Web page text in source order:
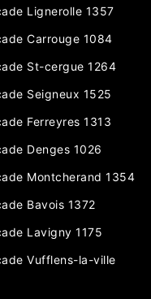
Lignerolle 1357
Carrouge 1084
St-cergue 1264
Seigneux 1525
Ferreyres 1313
Denges 1026
Montcherand 1354
Bavois 1372
Lavigny 1175
Vufflens-la-ville